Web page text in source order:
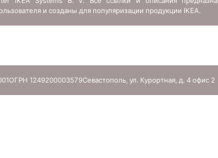
и созданы для популяризации продукции IKEA.
ОГРН 1249200003579Севастополь, ул. Курортная, д. 4 офис 2